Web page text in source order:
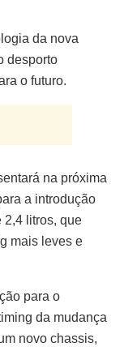
da nova
desporto
o futuro.
na próxima
a introdução
2,4 litros, que
mais leves e
para o
da mudança
novo chassis,